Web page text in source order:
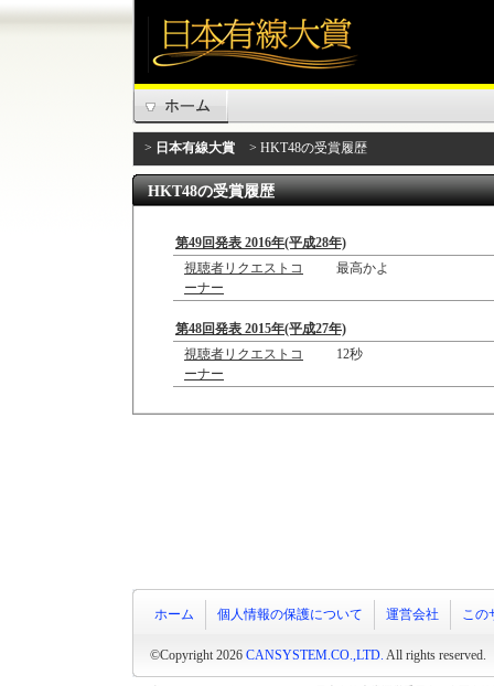
> 日本有線大賞 > HKT48の受賞履歴
HKT48の受賞履歴
第49回発表 2016年(平成28年)
視聴者リクエストコ
ーナー
最高かよ
第48回発表 2015年(平成27年)
視聴者リクエストコ
ーナー
12秒
ホーム 個人情報の保護について 運営会社 この
©Copyright 2026 CANSYSTEM.CO.,LTD. All rights reserved.